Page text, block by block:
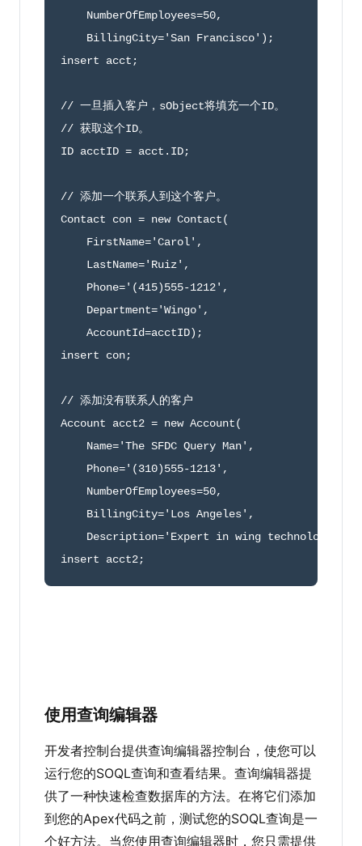
    NumberOfEmployees
=50,
    BillingCity
='San Francisco' ) ;
insert acct ;
// 一旦插入客户，sObject将填充一个ID。
// 获取这个ID。
ID acctID = acct . ID;
// 添加一个联系人到这个客户。
Contact con = new Contact(
    FirstName
='Carol' ,
    LastName
='Ruiz' ,
    Phone
='(415)555-1212' ,
    Department
='Wingo' ,
    AccountId
=acctID) ;
insert con;
// 添加没有联系人的客户
Account acct2 = new Account(
    Name
='The SFDC Query Man' ,
    Phone
='(310)555-1213' ,
    NumberOfEmployees
=50,
    BillingCity
='Los Angeles' ,
    Description
='Expert in wing technologies.'
insert acct2;
使用查询编辑器
开发者控制台提供查询编辑器控制台，使您可以
运行您的SOQL查询和查看结果。查询编辑器提
供了一种快速检查数据库的方法。在将它们添加
到您的Apex代码之前，测试您的SOQL查询是一
个好方法。当您使用查询编辑器时，您只需提供